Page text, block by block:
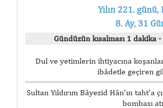
Yılın 221.
8. Ay, 31
Gündüzün kısalması 1 dakika
Dul ve yetimlerin ihtiyacına
ibâdetle geçiren
Sultan Yıldırım Bâyezid Hân’ın
bombası